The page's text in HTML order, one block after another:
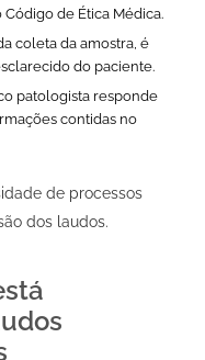
de Ética Médica.
coleta da amostra, é
do paciente.
patologista responde
contidas no
de processos
dos laudos.